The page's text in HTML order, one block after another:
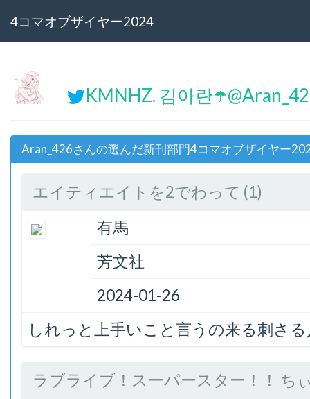
4コマオブザイヤー2024
KMNHZ. 김아란
Aran_426さんの選んだ新刊部門4コマオブザイヤー
エイティエイトを2でわって (1)
有馬
芳文社
2024-01-26
しれっと上手いこと言うの来る刺さ
ラブライブ！スーパースター！！ ち